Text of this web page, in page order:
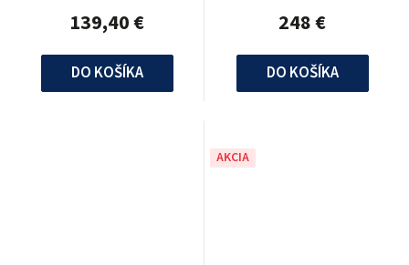
139,40 €
DO KOŠÍKA
248 €
DO KOŠÍKA
AKCIA